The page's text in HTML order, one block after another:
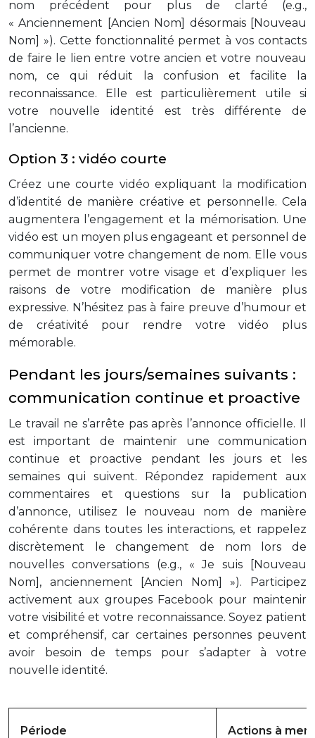
nom précédent pour plus de clarté (e.g.,
« Anciennement [Ancien Nom] désormais [Nouveau
Nom] »). Cette fonctionnalité permet à vos contacts
de faire le lien entre votre ancien et votre nouveau
nom, ce qui réduit la confusion et facilite la
reconnaissance. Elle est particulièrement utile si
votre nouvelle identité est très différente de
l’ancienne.
Option 3 : vidéo courte
Créez une courte vidéo expliquant la modification
d’identité de manière créative et personnelle. Cela
augmentera l’engagement et la mémorisation. Une
vidéo est un moyen plus engageant et personnel de
communiquer votre changement de nom. Elle vous
permet de montrer votre visage et d’expliquer les
raisons de votre modification de manière plus
expressive. N’hésitez pas à faire preuve d’humour et
de créativité pour rendre votre vidéo plus
mémorable.
Pendant les jours/semaines suivants :
communication continue et proactive
Le travail ne s’arrête pas après l’annonce officielle. Il
est important de maintenir une communication
continue et proactive pendant les jours et les
semaines qui suivent. Répondez rapidement aux
commentaires et questions sur la publication
d’annonce, utilisez le nouveau nom de manière
cohérente dans toutes les interactions, et rappelez
discrètement le changement de nom lors de
nouvelles conversations (e.g., « Je suis [Nouveau
Nom], anciennement [Ancien Nom] »). Participez
activement aux groupes Facebook pour maintenir
votre visibilité et votre reconnaissance. Soyez patient
et compréhensif, car certaines personnes peuvent
avoir besoin de temps pour s’adapter à votre
nouvelle identité.
Période Actions à